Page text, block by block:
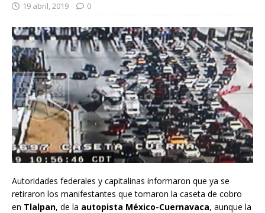
19 abril, 2019 0
Autoridades federales y capitalinas informaron que ya se
retiraron los manifestantes que tomaron la caseta de cobro
en Tlalpan, de la autopista México-Cuernavaca, aunque la